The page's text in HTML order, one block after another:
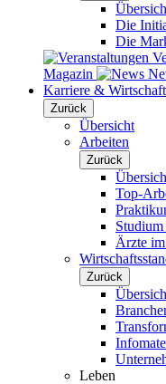
Die
Die
Magazin
Karriere & Wirtschaft
Zurück
Übersicht
Arbeiten
Zurück
Top-
Ärzte
Zurück
Leben